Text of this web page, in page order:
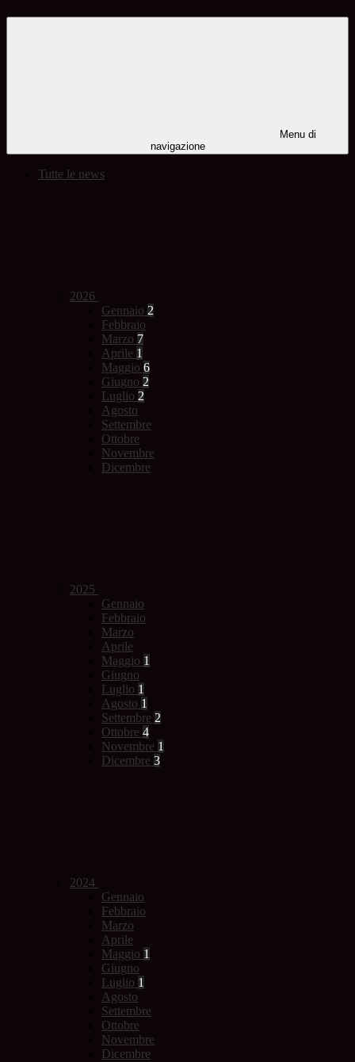
Menu di
navigazione
Tutte le news
2026
Gennaio 2
Febbraio
Marzo 7
Aprile 1
Maggio 6
Giugno 2
Luglio 2
Agosto
Settembre
Ottobre
Novembre
Dicembre
2025
Gennaio
Febbraio
Marzo
Aprile
Maggio 1
Giugno
Luglio 1
Agosto 1
Settembre 2
Ottobre 4
Novembre 1
Dicembre 3
2024
Gennaio
Febbraio
Marzo
Aprile
Maggio 1
Giugno
Luglio 1
Agosto
Settembre
Ottobre
Novembre
Dicembre